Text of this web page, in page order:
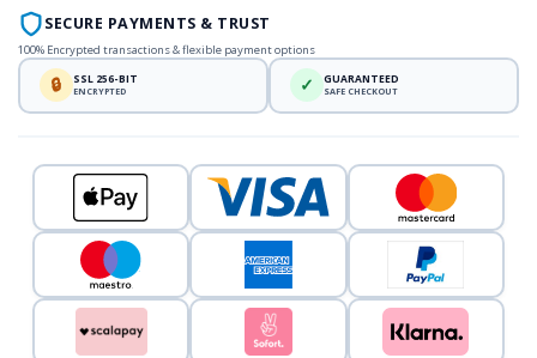
SECURE PAYMENTS & TRUST
100% Encrypted transactions & flexible payment options
🔒 SSL 256-BIT
ENCRYPTED ✓ GUARANTEED
SAFE CHECKOUT